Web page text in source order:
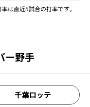
は直近5試合の打率です。
ー野手
千葉ロッテ